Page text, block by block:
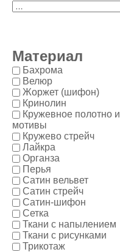
Материал
Бахрома
Велюр
Жоржет (шифон)
Кринолин
Кружевное полотно и
мотивы
Кружево стрейч
Лайкра
Органза
Перья
Сатин вельвет
Сатин стрейч
Сатин-шифон
Сетка
Ткани с напылением
Ткани с рисунками
Трикотаж